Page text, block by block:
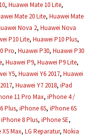
, Huawei Mate 10 Lite,
Mate 20 Lite, Huawei Mate
Nova 2, Huawei Nova
P10 Lite, Huawei P10 Plus,
Pro, Huawei P30, Huawei P30
, Huawei P9, Huawei P9 Lite,
Y5, Huawei Y6 2017, Huawei
, Huawei Y7 2018, iPad
11 Pro Max, iPhone 4 /
Plus, iPhone 6S, iPhone 6S
iPhone 8 Plus, iPhone SE,
Max, LG Reparatur, Nokia